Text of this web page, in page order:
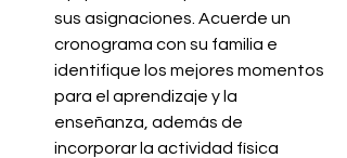
sus asignaciones. Acuerde un
cronograma con su familia e
identifique los mejores momentos
para el aprendizaje y la
enseñanza, además de
incorporar la actividad física